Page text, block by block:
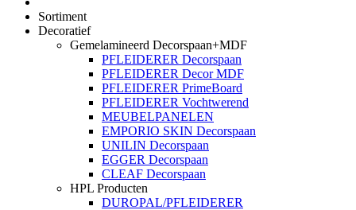
Sortiment
Decoratief
Gemelamineerd Decorspaan+MDF
PFLEIDERER Decorspaan
PFLEIDERER Decor MDF
PFLEIDERER PrimeBoard
PFLEIDERER Vochtwerend
MEUBELPANELEN
EMPORIO SKIN Decorspaan
UNILIN Decorspaan
EGGER Decorspaan
CLEAF Decorspaan
HPL Producten
DUROPAL/PFLEIDERER